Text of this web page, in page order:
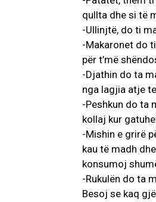
qullta dhe si të
-Ullinjtë, do ti
-Makaronet do
për t’më
-Djathin do ta
nga lagjia atje
-Peshkun do ta
kollaj kur
-Mishin e grirë
kau të madh
konsumoj
-Rukulën do ta
Besoj se kaq